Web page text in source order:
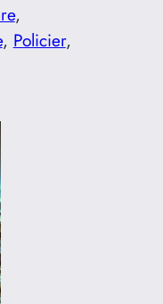
, Policier